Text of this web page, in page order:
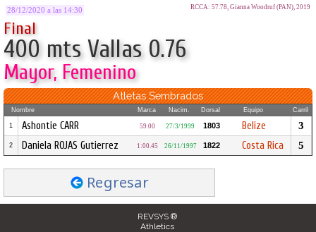
28/12/2020 a las 14:30 RCCA: 57.78, Gianna Woodruf (PAN), 2019
Final
400 mts Vallas 0.76
Mayor, Femenino
Atletas Sembrados
Nombre Marca Nacim. Dorsal Equipo Carril
1 Ashontie CARR 59.00 27/3/1999 1803 Belize 3
2 Daniela ROJAS Gutierrez 1:00.45 26/11/1997 1822 Costa Rica 5
Regresar
REVSYS ®
Athletics